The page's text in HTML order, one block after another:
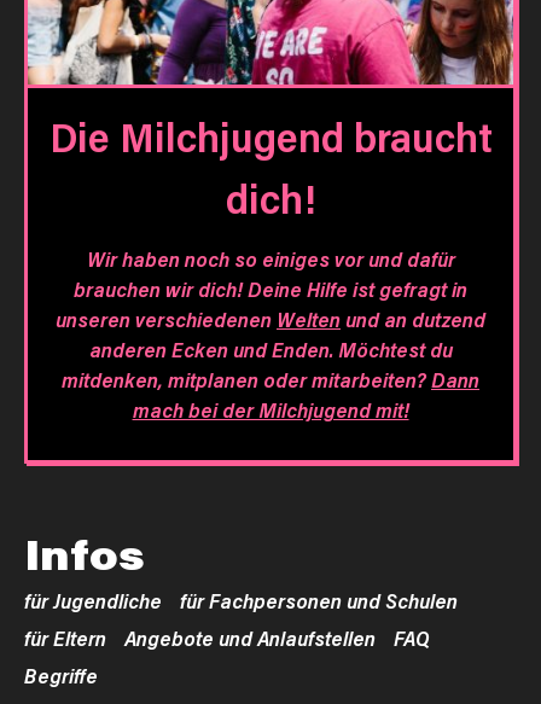
Die Milchjugend braucht
dich!
Wir haben noch so einiges vor und dafür
brauchen wir dich! Deine Hilfe ist gefragt in
unseren verschiedenen Weltenund an dutzend
anderen Ecken und Enden. Möchtest du
mitdenken, mitplanen oder mitarbeiten?Dann
mach bei der Milchjugend mit!
Infos
für Jugendliche
für Fachpersonen und Schulen
für Eltern
Angebote und Anlaufstellen
FAQ
Begriffe